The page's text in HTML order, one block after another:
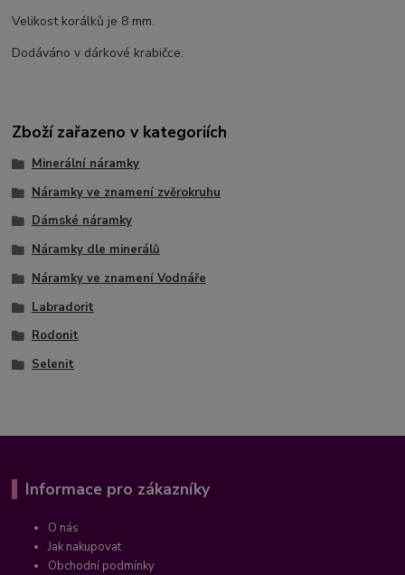
Velikost korálků je 8 mm.
Dodáváno v dárkové krabičce.
Zboží zařazeno v kategoriích
Minerální náramky
Náramky ve znamení zvěrokruhu
Dámské náramky
Náramky dle minerálů
Náramky ve znamení Vodnáře
Labradorit
Rodonit
Selenit
Informace pro zákazníky
O nás
Jak nakupovat
Obchodní podmínky